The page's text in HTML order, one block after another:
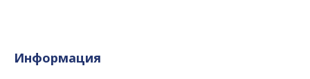
Информация